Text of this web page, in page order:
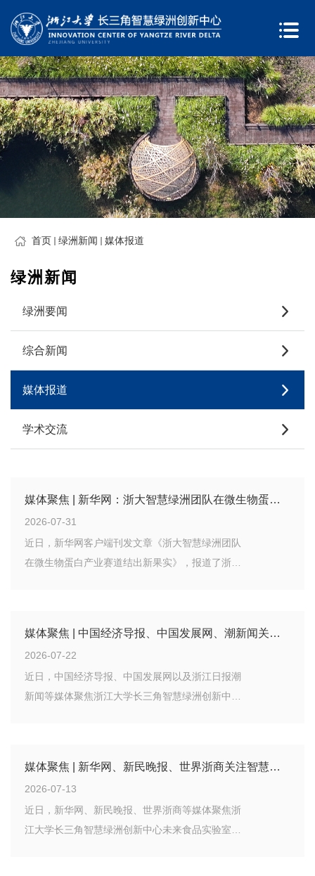
首页 绿洲新闻 媒体报道
绿洲新闻
绿洲要闻
综合新闻
媒体报道
学术交流
媒体聚焦 | 新华网：浙大智慧绿洲团队在微生物蛋白产业赛道结出新果实
2026-07-31
近日，新华网客户端刊发文章《浙大智慧绿洲团队
在微生物蛋白产业赛道结出新果实》，报道了浙江
媒体聚焦 | 中国经济导报、中国发展网、潮新闻关注智慧绿洲自研蓝光3D装备
2026-07-22
近日，中国经济导报、中国发展网以及浙江日报潮
新闻等媒体聚焦浙江大学长三角智慧绿洲创新中心
媒体聚焦 | 新华网、新民晚报、世界浙商关注智慧绿洲低GI食品技术创新成果
2026-07-13
近日，新华网、新民晚报、世界浙商等媒体聚焦浙
江大学长三角智慧绿洲创新中心未来食品实验室低